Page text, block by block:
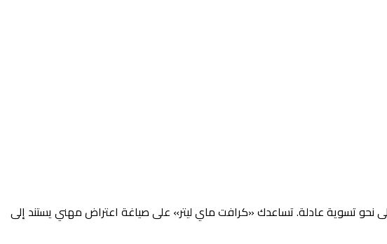
نحو تسوية عادلة. تساعدك «كرافت ماي ليتر» على صياغة اعتراض مهني يستند إلى